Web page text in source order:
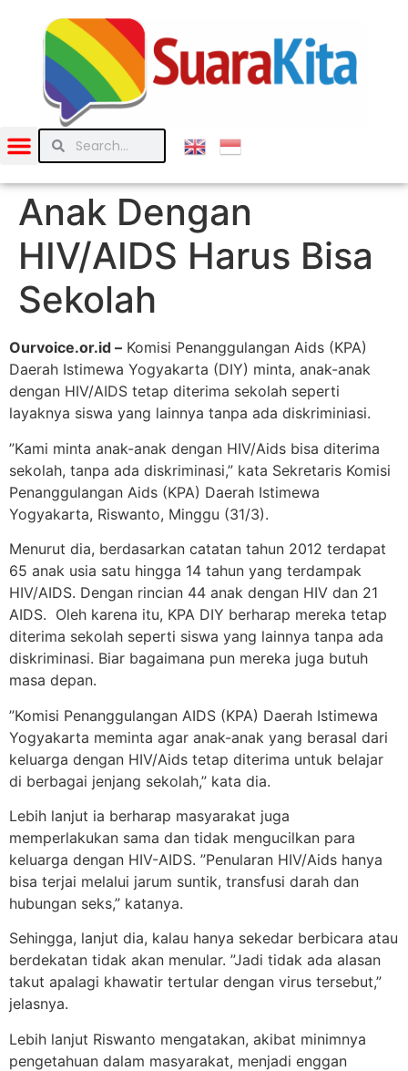
Anak Dengan
HIV/AIDS Harus Bisa
Sekolah
Ourvoice.or.id – Komisi Penanggulangan Aids (KPA)
Daerah Istimewa Yogyakarta (DIY) minta, anak-anak
dengan HIV/AIDS tetap diterima sekolah seperti
layaknya siswa yang lainnya tanpa ada diskriminiasi.
”Kami minta anak-anak dengan HIV/Aids bisa diterima
sekolah, tanpa ada diskriminasi,” kata Sekretaris Komisi
Penanggulangan Aids (KPA) Daerah Istimewa
Yogyakarta, Riswanto, Minggu (31/3).
Menurut dia, berdasarkan catatan tahun 2012 terdapat
65 anak usia satu hingga 14 tahun yang terdampak
HIV/AIDS. Dengan rincian 44 anak dengan HIV dan 21
AIDS. Oleh karena itu, KPA DIY berharap mereka tetap
diterima sekolah seperti siswa yang lainnya tanpa ada
diskriminasi. Biar bagaimana pun mereka juga butuh
masa depan.
”Komisi Penanggulangan AIDS (KPA) Daerah Istimewa
Yogyakarta meminta agar anak-anak yang berasal dari
keluarga dengan HIV/Aids tetap diterima untuk belajar
di berbagai jenjang sekolah,” kata dia.
Lebih lanjut ia berharap masyarakat juga
memperlakukan sama dan tidak mengucilkan para
keluarga dengan HIV-AIDS. ”Penularan HIV/Aids hanya
bisa terjai melalui jarum suntik, transfusi darah dan
hubungan seks,” katanya.
Sehingga, lanjut dia, kalau hanya sekedar berbicara atau
berdekatan tidak akan menular. ”Jadi tidak ada alasan
takut apalagi khawatir tertular dengan virus tersebut,”
jelasnya.
Lebih lanjut Riswanto mengatakan, akibat minimnya
pengetahuan dalam masyarakat, menjadi enggan